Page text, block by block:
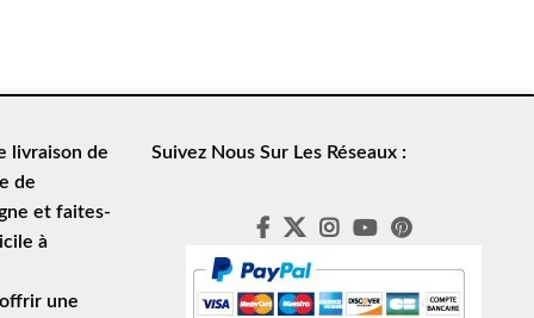
livraison de
de
et faites-
à
une
Suivez Nous Sur Les Réseaux :